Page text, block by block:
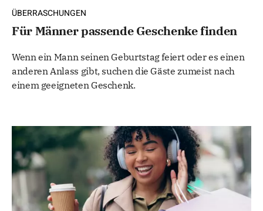
ÜBERRASCHUNGEN
Für Männer passende Geschenke finden
Wenn ein Mann seinen Geburtstag feiert oder es einen
anderen Anlass gibt, suchen die Gäste zumeist nach
einem geeigneten Geschenk.